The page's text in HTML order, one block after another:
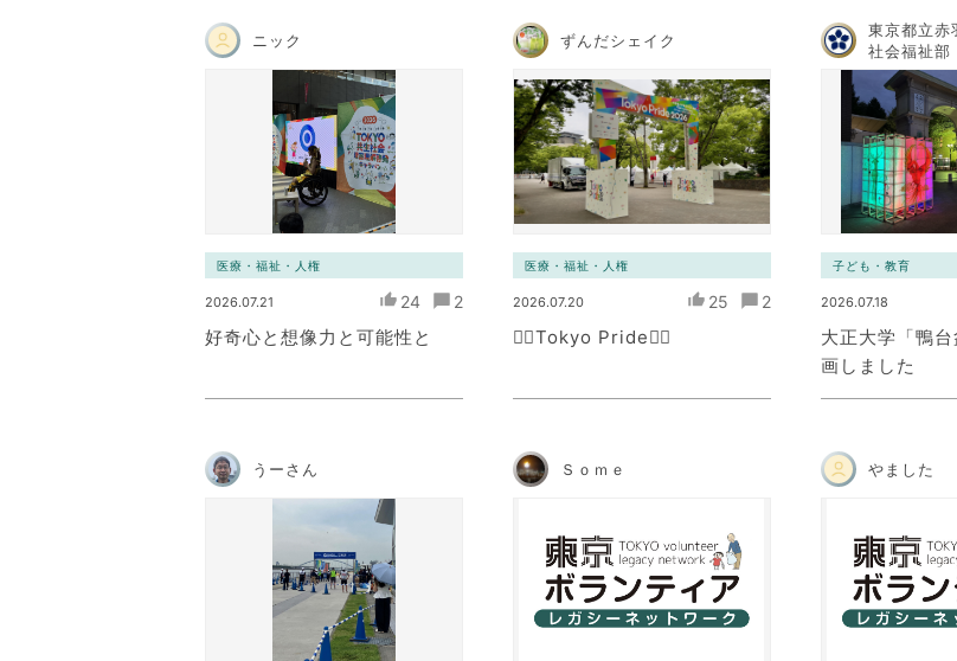
ニック
医療・福祉・人権
2026.07.21 24 2
好奇心と想像力と可能性と
ずんだシェイク
医療・福祉・人権
2026.07.20 25 2
🏳️‍🌈Tokyo Pride🏳️‍🌈
東京都立赤
社会福祉部
子ども・教育
2026.07.18
大正大学「鴨
画しました
うーさん Ｓｏｍｅ やました